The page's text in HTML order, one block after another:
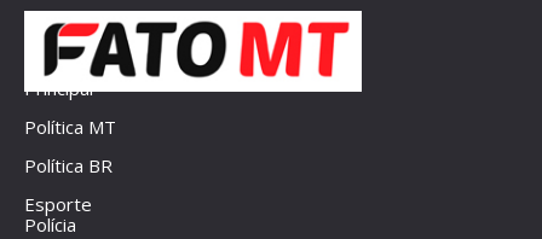
Principal
Política MT
Política BR
Esporte
Polícia